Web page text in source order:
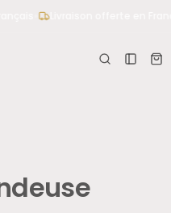
Livraison offerte en